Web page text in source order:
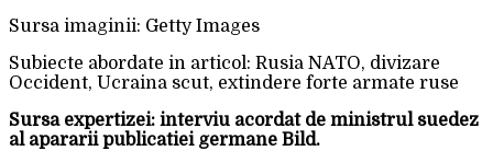
Sursa imaginii: Getty Images
Subiecte abordate in articol: Rusia NATO, divizare
Occident, Ucraina scut, extindere forte armate ruse
Sursa expertizei: interviu acordat de ministrul suedez
al apararii publicatiei germane Bild.